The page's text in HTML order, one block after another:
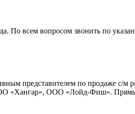
По всем вопросом звонить по
представителем по продаже с/м
«Хангар», ООО «Лойд-Фиш».